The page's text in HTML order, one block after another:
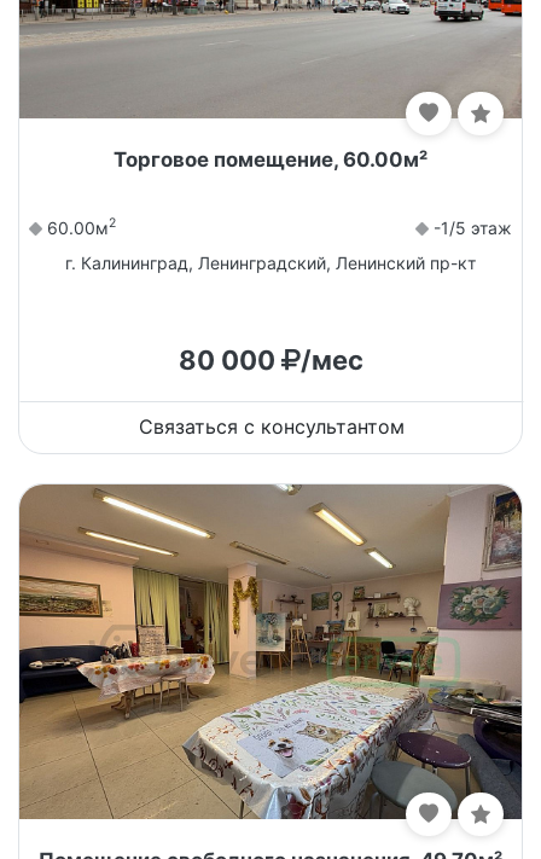
Торговое помещение, 60.00м²
60.00м2
-1/5 этаж
г. Калининград, Ленинградский, Ленинский пр-кт
80 000 /мес
Связаться с консультантом